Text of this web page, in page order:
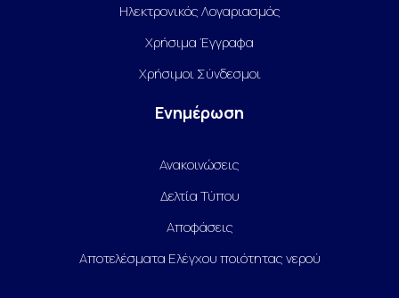
Ηλεκτρονικός Λογαριασμός
Χρήσιμα Έγγραφα
Χρήσιμοι Σύνδεσμοι
Ενημέρωση
Ανακοινώσεις
Δελτία Τύπου
Αποφάσεις
Αποτελέσματα Ελέγχου ποιότητας νερού